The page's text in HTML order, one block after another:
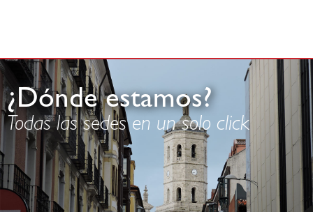
¿Dónde estamos?
Todas las sedes en un solo click